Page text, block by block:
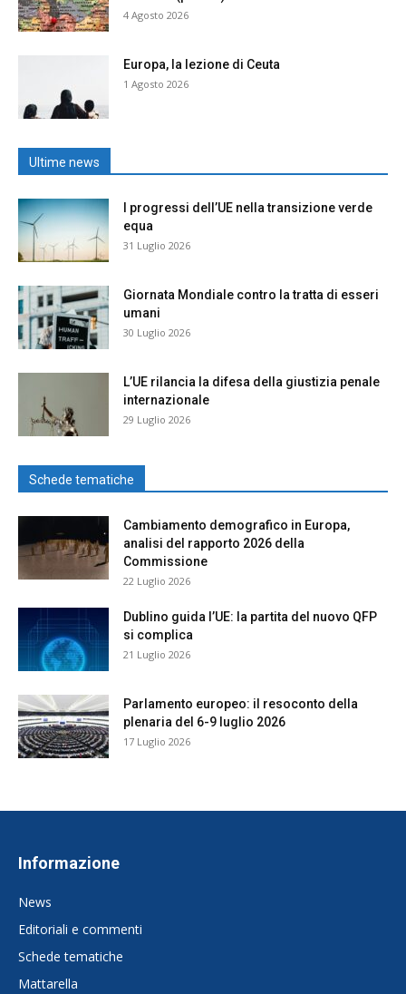
4 Agosto 2026
Europa, la lezione di Ceuta
1 Agosto 2026
Ultime news
I progressi dell’UE nella transizione verde
equa
31 Luglio 2026
Giornata Mondiale contro la tratta di esseri
umani
30 Luglio 2026
L’UE rilancia la difesa della giustizia penale
internazionale
29 Luglio 2026
Schede tematiche
Cambiamento demografico in Europa,
analisi del rapporto 2026 della
Commissione
22 Luglio 2026
Dublino guida l’UE: la partita del nuovo QFP
si complica
21 Luglio 2026
Parlamento europeo: il resoconto della
plenaria del 6-9 luglio 2026
17 Luglio 2026
Informazione
News
Editoriali e commenti
Schede tematiche
Mattarella